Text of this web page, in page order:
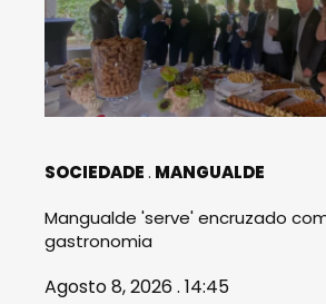
SOCIEDADE MANGUALDE
Mangualde 'serve' encruzado
gastronomia
Agosto 8, 2026 . 14:45